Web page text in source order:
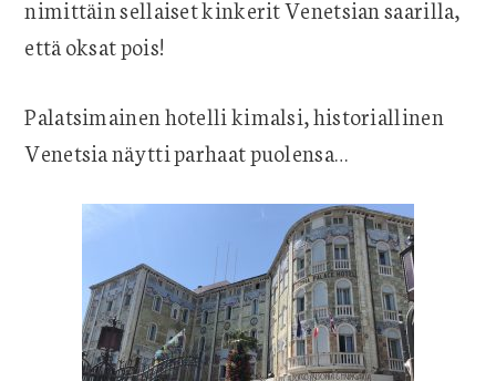
nimittäin sellaiset kinkerit Venetsian saarilla,
että oksat pois!
Palatsimainen hotelli kimalsi, historiallinen
Venetsia näytti parhaat puolensa…